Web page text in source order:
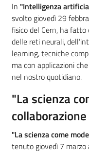
In "Intelligenza
svolto giovedì 29
fisico del Cern, ha
delle reti neurali,
learning, tecniche
ma con applicazioni
nel nostro quotidiano.
"La scienza
"La scienza come
tenuto giovedì 7